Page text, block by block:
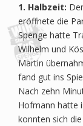
1. Halbzeit:
eröffnete die
Spenge hatte
Wilhelm und
Martin
fand gut ins
Nach zehn
Hofmann hatte
konnten sich